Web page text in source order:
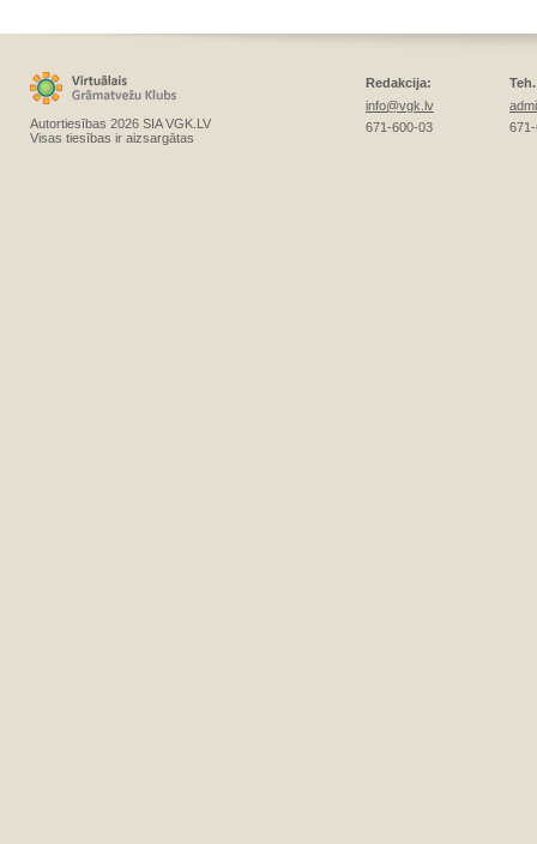
Autortiesības 2026 SIA VGK.LV
Visas tiesības ir aizsargātas
Redakcija:
info@vgk.lv
671-600-03